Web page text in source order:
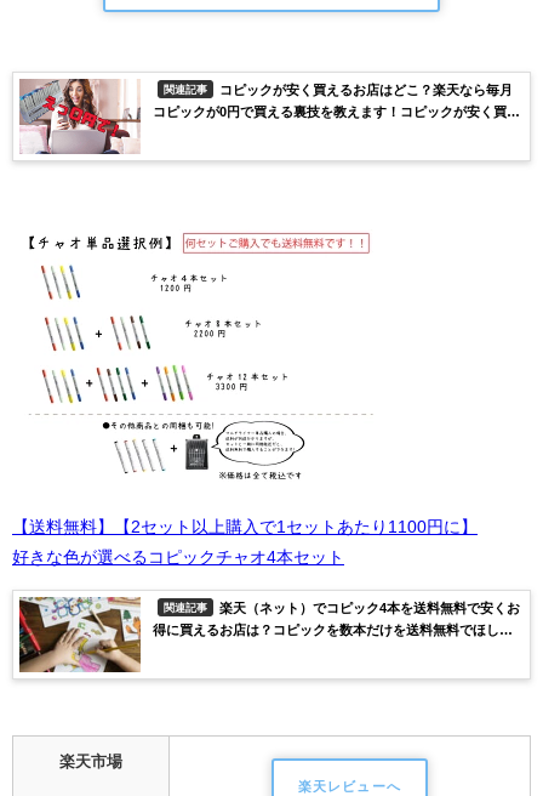
関連記事
コピックが安く買えるお店はどこ？楽天なら毎月
コピックが0円で買える裏技を教えます！コピックが安く買え
【送料無料】【2セット以上購入で1セットあたり1100円に】
好きな色が選べるコピックチャオ4本セット
関連記事
楽天（ネット）でコピック4本を送料無料で安くお
得に買えるお店は？コピックを数本だけを送料無料でほしい
楽天市場
楽天レビューへ